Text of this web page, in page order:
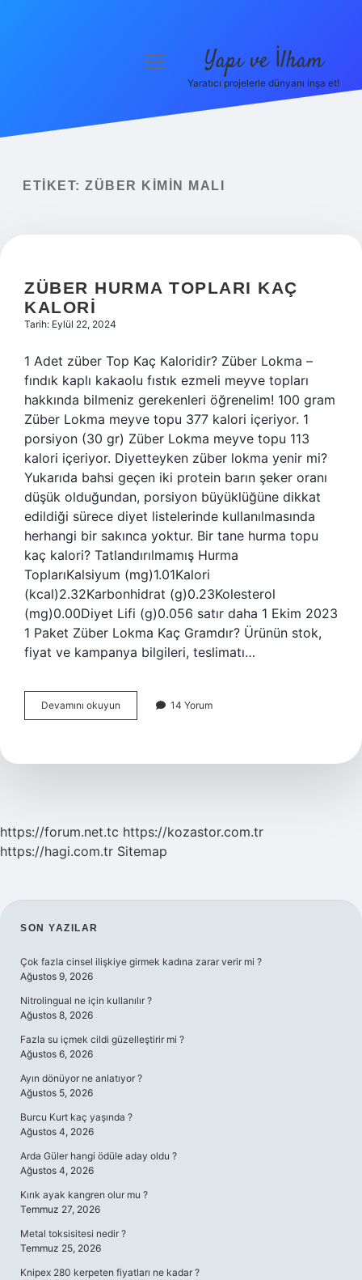
Yasal Uyarı
menüyü
Yapı ve İlham
Yaratıcı projelerle dünyanı inşa et!
ETIKET: ZÜBER KIMIN MALI
ZÜBER HURMA TOPLARI KAÇ
KALORI
Tarih: Eylül 22, 2024
1 Adet züber Top Kaç Kaloridir? Züber Lokma –
fındık kaplı kakaolu fıstık ezmeli meyve topları
hakkında bilmeniz gerekenleri öğrenelim! 100 gram
Züber Lokma meyve topu 377 kalori içeriyor. 1
porsiyon (30 gr) Züber Lokma meyve topu 113
kalori içeriyor. Diyetteyken züber lokma yenir mi?
Yukarıda bahsi geçen iki protein barın şeker oranı
düşük olduğundan, porsiyon büyüklüğüne dikkat
edildiği sürece diyet listelerinde kullanılmasında
herhangi bir sakınca yoktur. Bir tane hurma topu
kaç kalori? Tatlandırılmamış Hurma
ToplarıKalsiyum (mg)1.01Kalori
(kcal)2.32Karbonhidrat (g)0.23Kolesterol
(mg)0.00Diyet Lifi (g)0.056 satır daha 1 Ekim 2023
1 Paket Züber Lokma Kaç Gramdır? Ürünün stok,
fiyat ve kampanya bilgileri, teslimatı…
Devamını okuyun
Hurma
Kalori
14 Yorum
https://forum.net.tc https://kozastor.com.tr
https://hagi.com.tr Sitemap
SIDEBAR
SON YAZILAR
Çok fazla cinsel ilişkiye girmek kadına zarar verir mi ?
Ağustos 9, 2026
Nitrolingual ne için kullanılır ?
Ağustos 8, 2026
Fazla su içmek cildi güzelleştirir mi ?
Ağustos 6, 2026
Ayın dönüyor ne anlatıyor ?
Ağustos 5, 2026
Burcu Kurt kaç yaşında ?
Ağustos 4, 2026
Arda Güler hangi ödüle aday oldu ?
Ağustos 4, 2026
Kırık ayak kangren olur mu ?
Temmuz 27, 2026
Metal toksisitesi nedir ?
Temmuz 25, 2026
Knipex 280 kerpeten fiyatları ne kadar ?